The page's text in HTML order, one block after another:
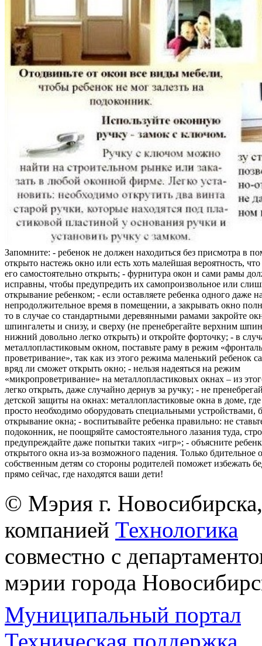
Запомните: - ребенок не должен находиться без присмотра в
открыто настежь окно или есть хоть малейшая вероятность,
его самостоятельно открыть; - фурнитура окон и сами рамы
исправны, чтобы предупредить их самопроизвольное или
открывание ребенком; - если оставляете ребенка одного даже
непродолжительное время в помещении, а закрывать окно
то в случае со стандартными деревянными рамами закройте
шпингалеты и снизу, и сверху (не пренебрегайте верхним
нижний довольно легко открыть) и откройте форточку; - в
металлопластиковым окном, поставьте раму в режим
проветривание», так как из этого режима маленький ребенок
вряд ли сможет открыть окно; - нельзя надеяться на режим
«микропроветривание» на металлопластиковых окнах – из
легко открыть, даже случайно дернув за ручку; - не
детской защиты на окнах: металлопластиковые окна в доме, где
просто необходимо оборудовать специальными
открывание окна; - воспитывайте ребенка правильно: не
подоконник, не поощряйте самостоятельного лазания туда,
предупреждайте даже попытки таких «игр»; - объясните
открытого окна из-за возможного падения. Только бдительное
собственным детям со стороны родителей поможет избежать
прямо сейчас, где находятся ваши дети!
© Мэрия г.
компанией Технологика
совместно с
мэрии города
Муниципальный портал